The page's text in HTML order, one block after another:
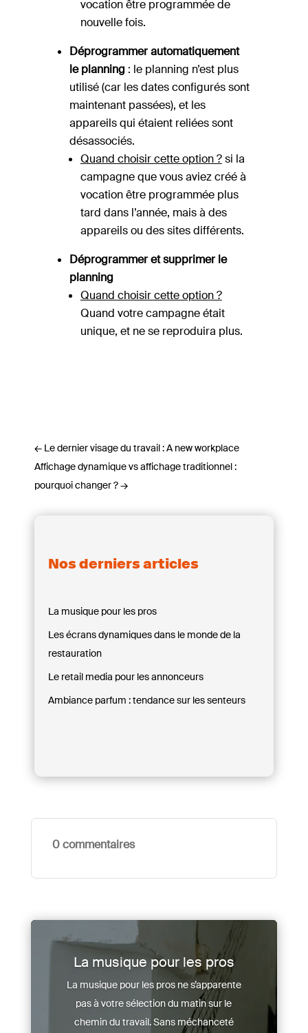
vocation être programmée de
nouvelle fois.
Déprogrammer automatiquement
le planning : le planning n’est plus
utilisé (car les dates configurés sont
maintenant passées), et les
appareils qui étaient reliées sont
désassociés.
Quand choisir cette option ?si la
campagne que vous aviez créé à
vocation être programmée plus
tard dans l’année, mais à des
appareils ou des sites différents.
Déprogrammer et supprimer le
planning
Quand choisir cette option ?
Quand votre campagne était
unique, et ne se reproduira plus.
← Le dernier visage du travail : A new workplace
Affichage dynamique vs affichage traditionnel :
pourquoi changer ?→
Nos derniers articles
La musique pour les pros
Les écrans dynamiques dans le monde de la
restauration
Le retail media pour les annonceurs
Ambiance parfum : tendance sur les senteurs
0 commentaires
La musique pour les pros
La musique pour les pros ne s’apparente
pas à votre sélection du matin sur le
chemin du travail. Sans méchanceté